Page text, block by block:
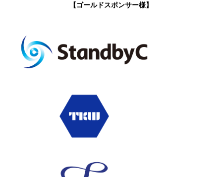
【ゴールドスポンサー様】